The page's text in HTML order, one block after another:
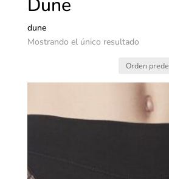
Dune
dune
Mostrando el único resultado